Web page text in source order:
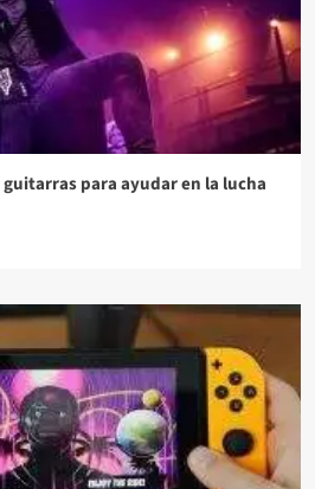
para ayudar en la lucha